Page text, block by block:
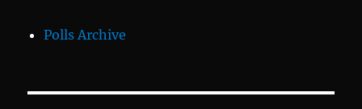
Polls Archive